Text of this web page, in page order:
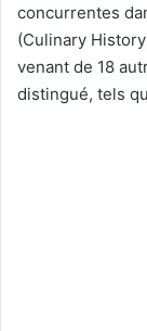
concurrentes
(Culinary
venant de 18
distingué, tels